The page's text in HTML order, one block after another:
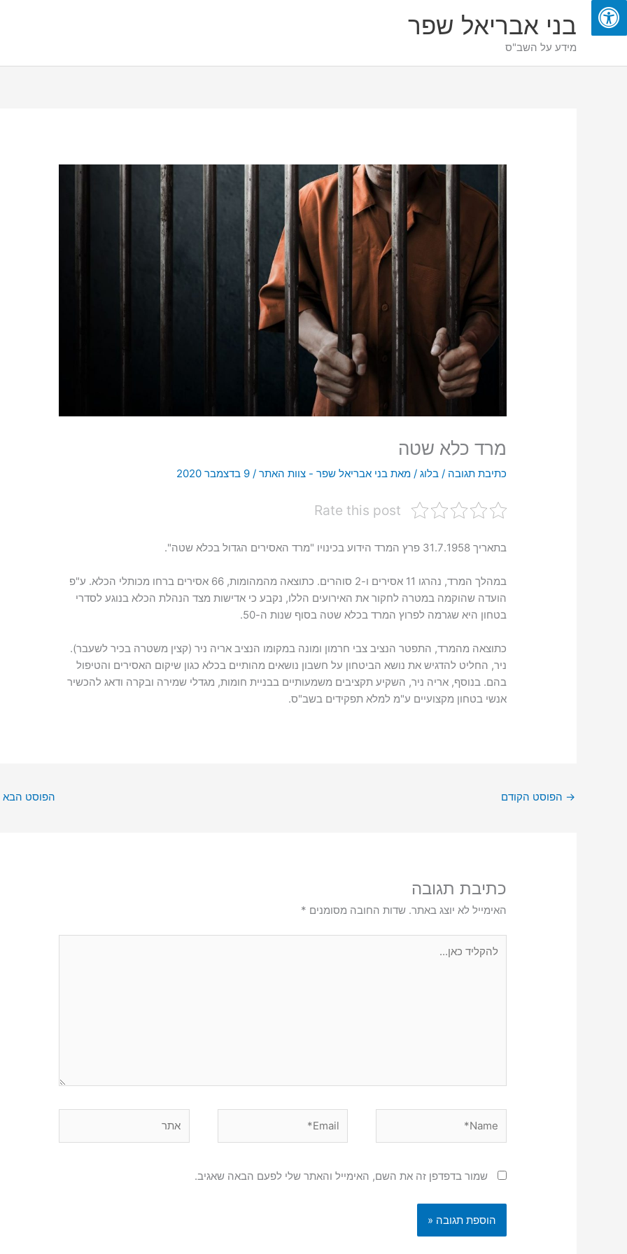
דילוג
לתוכן
בני אבריאל שפר
מידע על השב"ס
מרד כלא שטה
כתיבת תגובה /בלוג / מאתבני אבריאל שפר - צוות האתר/9 בדצמבר 2020
Rate this post
בתאריך 31.7.1958 פרץ המרד הידוע בכינויו "מרד האסירים הגדול בכלא שטה".
במהלך המרד, נהרגו 11 אסירים ו-2 סוהרים. כתוצאה מהמהומות, 66 אסירים ברחו מכותלי הכלא. ע"פ
הועדה שהוקמה במטרה לחקור את האירועים הללו, נקבע כי אדישות מצד הנהלת הכלא בנוגע לסדרי
בטחון היא שגרמה לפרוץ המרד בכלא שטה בסוף שנות ה-50.
כתוצאה מהמרד, התפטר הנציב צבי חרמון ומונה במקומו הנציב אריה ניר (קצין משטרה בכיר לשעבר).
ניר, החליט להדגיש את נושא הביטחון על חשבון נושאים מהותיים בכלא כגון שיקום האסירים והטיפול
בהם. בנוסף, אריה ניר, השקיע תקציבים משמעותיים בבניית חומות, מגדלי שמירה ובקרה ודאג להכשיר
אנשי בטחון מקצועיים ע"מ למלא תפקידים בשב"ס.
→ הפוסט הקודם הפוסט הבא
כתיבת תגובה
האימייל לא יוצג באתר. שדות החובה מסומנים *
כאן...
שמור בדפדפן זה את השם, האימייל והאתר שלי לפעם הבאה שאגיב.